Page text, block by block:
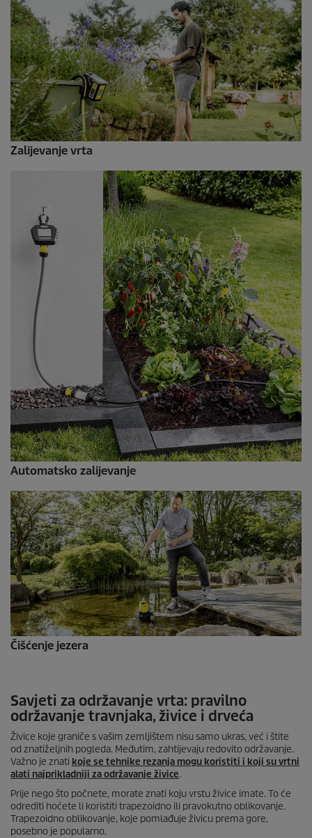
Zalijevanje vrta
Automatsko zalijevanje
Čišćenje jezera
Savjeti za održavanje vrta: pravilno
održavanje travnjaka, živice i drveća
Živice koje graniče s vašim zemljištem nisu samo ukras, već i štite
od znatiželjnih pogleda. Međutim, zahtijevaju redovito održavanje.
Važno je znati koje se tehnike rezanja mogu koristiti i koji su vrtni
alati najprikladniji za održavanje živice.
Prije nego što počnete, morate znati koju vrstu živice imate. To će
odrediti hoćete li koristiti trapezoidno ili pravokutno oblikovanje.
Trapezoidno oblikovanje, koje pomlađuje živicu prema gore,
posebno je popularno.